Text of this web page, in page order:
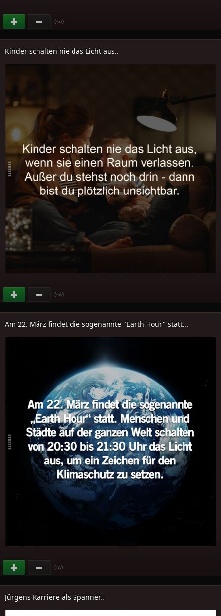
(+27)
Kinder schalten nie das Licht aus..
(+30)
Am 22. März findet die sogenannte "Earth Hour" statt...
(-35)
Jürgens Karriere als Spanner..